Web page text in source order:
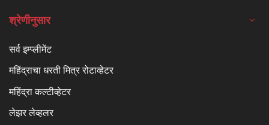
श्रेणीनुसार
सर्व इम्प्लीमेंट
महिंद्राचा धरती मित्र रोटाव्हेटर
महिंद्रा कल्टीव्हेटर
लेझर लेव्हलर